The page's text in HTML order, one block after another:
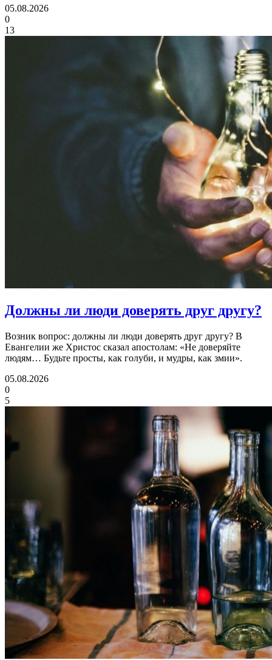
05.08.2026
0
13
Должны ли люди доверять друг другу?
Возник вопрос: должны ли люди доверять друг другу? В
Евангелии же Христос сказал апостолам: «Не доверяйте
людям… Будьте просты, как голуби, и мудры, как змии».
05.08.2026
0
5